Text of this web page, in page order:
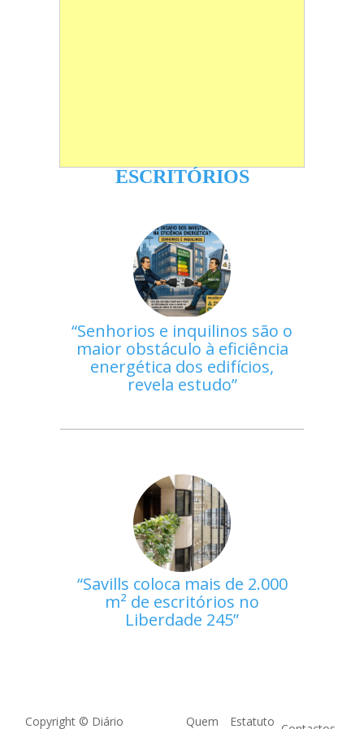
ESCRITÓRIOS
Senhorios e inquilinos são o
maior obstáculo à eficiência
energética dos edifícios,
revela estudo
Savills coloca mais de 2.000
m² de escritórios no
Liberdade 245
Copyright © Diário
Quem
Estatuto